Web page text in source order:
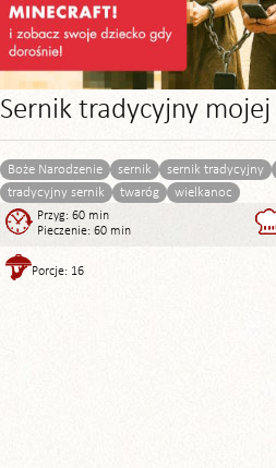
Sernik tradycyjny
Boże Narodzenie sernik sernik tradycyjny
tradycyjny sernik
twaróg wielkanoc
Przyg: 60 min
Pieczenie: 60 min
Porcje: 16